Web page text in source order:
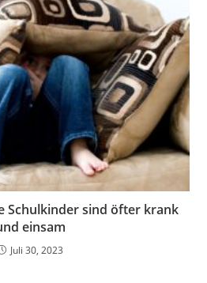
Schulkinder sind öfter krank
einsam
Juli 30, 2023